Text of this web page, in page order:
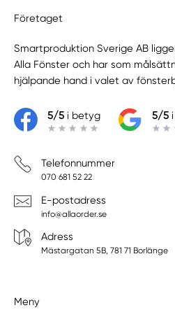
Företaget
Smartproduktion Sverige AB
Alla Fönster och har som
hjälpande hand i valet av
5/5i betyg 5/5i
Telefonnummer
070 681 52 22
E-postadress
info@allaorder.se
Adress
Mästargatan 5B, 781 71 Borlänge
Meny